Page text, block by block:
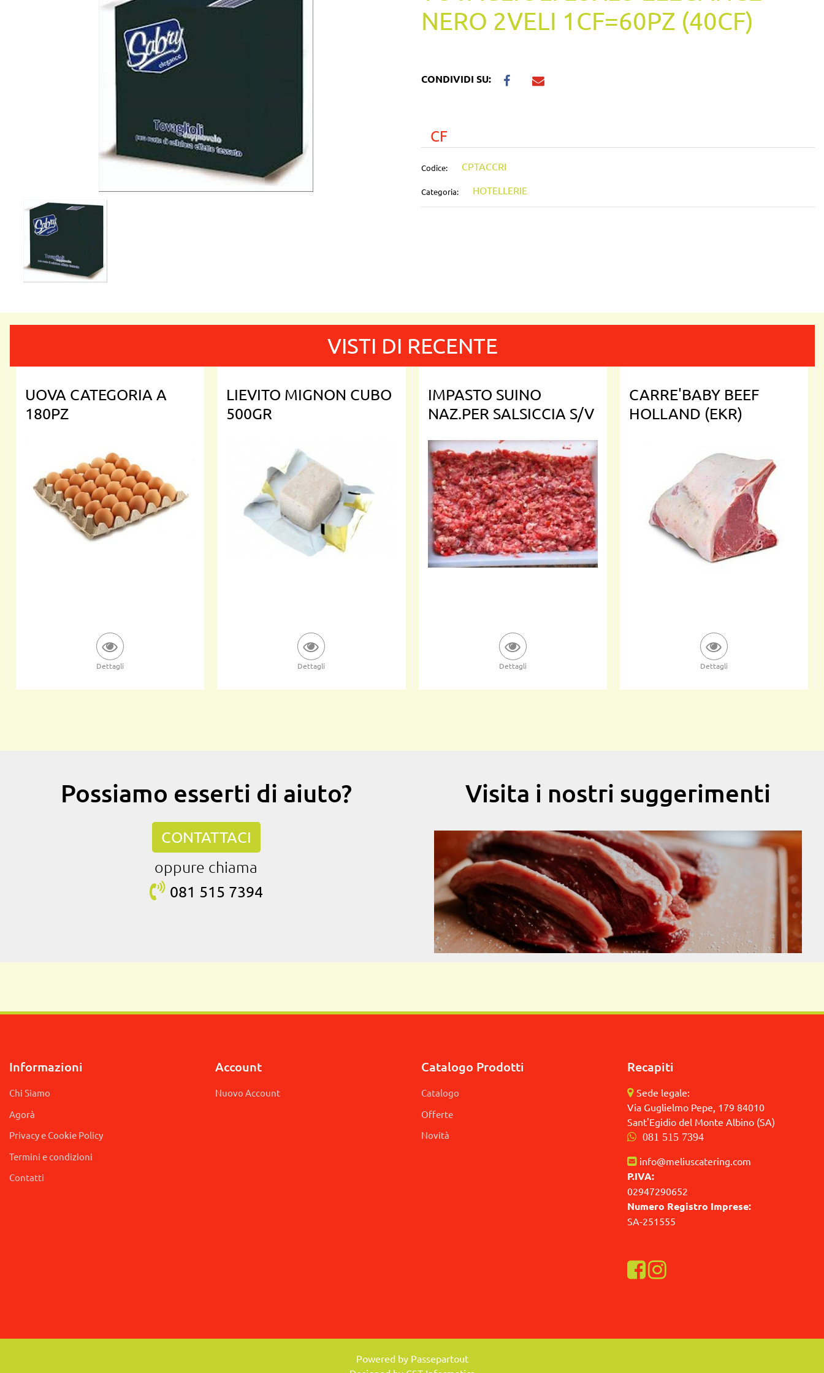
NERO 2VELI 1CF=60PZ (40CF)
CONDIVIDI SU:
CF
Codice: CPTACCRI
Categoria: HOTELLERIE
VISTI DI RECENTE
UOVA CATEGORIA A
180PZ
Dettagli
LIEVITO MIGNON CUBO
500GR
Dettagli
IMPASTO SUINO
NAZ.PER SALSICCIA S/V
Dettagli
CARRE'BABY BEEF
HOLLAND (EKR)
Dettagli
Possiamo esserti di aiuto?
CONTATTACI
oppure chiama
081 515 7394
Visita i nostri suggerimenti
Informazioni
Chi Siamo
Agorà
Privacy e Cookie Policy
Termini e condizioni
Contatti
Account
Nuovo Account
Catalogo Prodotti
Catalogo
Offerte
Novità
Recapiti
Sede legale:
Via Guglielmo Pepe, 179 84010
Sant'Egidio del Monte Albino (SA)
081 515 7394
info@meliuscatering.com
P.IVA:
02947290652
Numero Registro Imprese:
SA-251555
Visualizza la nostra pagina Facebook
Visualizza il nostro profilo Instagram
Powered by Passepartout